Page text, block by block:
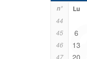
n° Lu
44
45 6
46 13
47